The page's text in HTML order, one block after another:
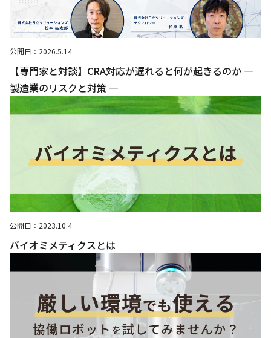
公開日： 2026.5.14
【専門家と対談】CRA対応が遅れると何が起きるのか ―
製造業のリスクと対策 ―
公開日： 2023.10.4
バイオミメティクスとは